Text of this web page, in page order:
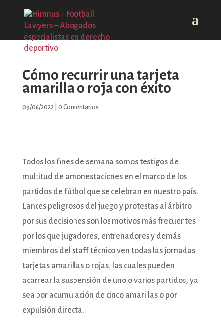
Cómo recurrir una tarjeta
amarilla o roja con éxito
09/06/2022| 0 Comentarios
Todos los fines de semana somos testigos de
multitud de amonestaciones en el marco de los
partidos de fútbol que se celebran en nuestro país.
Lances peligrosos del juego y protestas al árbitro
por sus decisiones son los motivos más frecuentes
por los que jugadores, entrenadores y demás
miembros del staff técnico ven todas las jornadas
tarjetas amarillas o rojas, las cuales pueden
acarrear la suspensión de uno o varios partidos, ya
sea por acumulación de cinco amarillas o por
expulsión directa.